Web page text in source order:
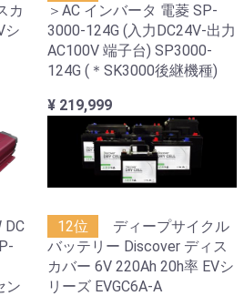
カ
シ
＞AC インバータ 電菱 SP-
3000-124G (入力DC24V-出力
AC100V 端子台) SP3000-
124G (＊SK3000後継機種)
¥ 219,999
DC
ン
12位
ディープサイクル
バッテリー Discover ディス
カバー 6V 220Ah 20h率 EVシ
リーズ EVGC6A-A